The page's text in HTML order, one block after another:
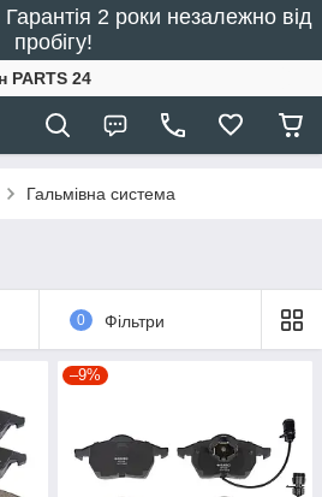
2 роки незалежно від
пробігу!
PARTS 24
Гальмівна система
0 Фільтри
–9%